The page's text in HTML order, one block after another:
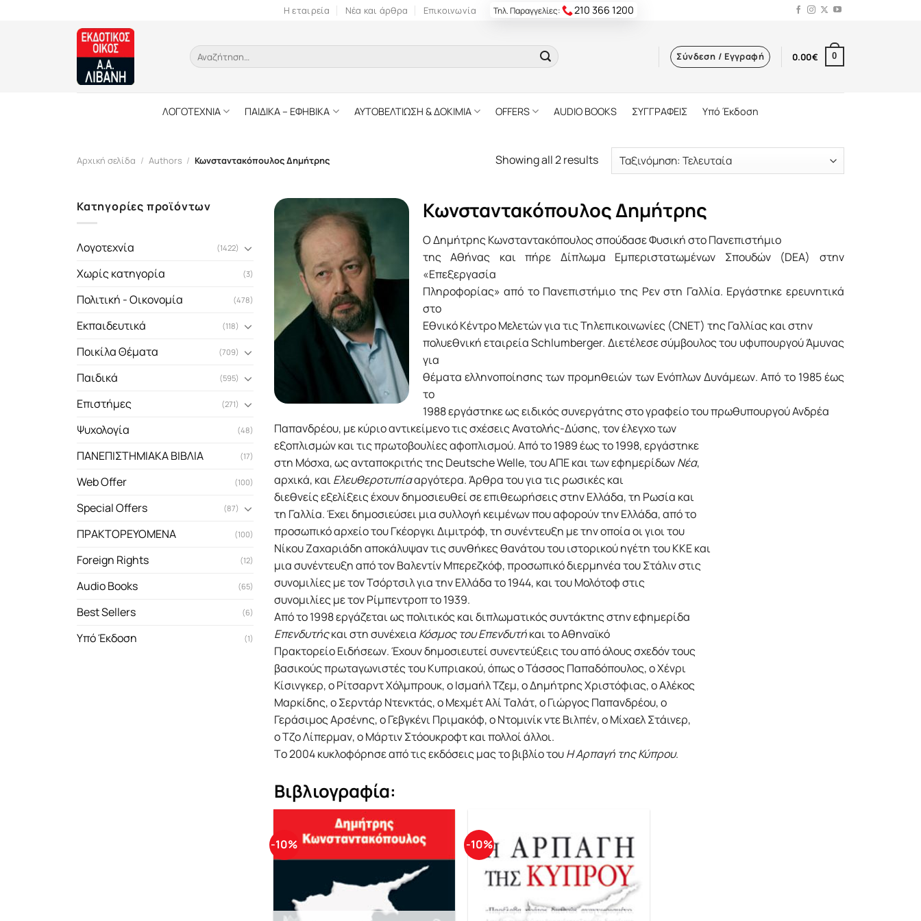
Η εταιρεία Νέα και άρθρα Επικοινωνία Τηλ. Παραγγελίες: 210 366 1200
Αναζήτηση
για:
Σύνδεση / Εγγραφή 0.00€ 0
ΛΟΓΟΤΕΧΝΙΑ ΠΑΙΔΙΚΑ – ΕΦΗΒΙΚΑ ΑΥΤΟΒΕΛΤΙΩΣΗ & ΔΟΚΙΜΙΑ OFFERS AUDIO BOOKS ΣΥΓΓΡΑΦΕΙΣ Υπό Έκδοση
Αρχική σελίδα / Authors / Κωνσταντακόπουλος Δημήτρης Showing all 2 results
Κατηγορίες προϊόντων
Λογοτεχνία (1422)
Χωρίς κατηγορία (3)
Πολιτική - Οικονομία (478)
Εκπαιδευτικά (118)
Ποικίλα Θέματα (709)
Παιδικά (595)
Επιστήμες (271)
Ψυχολογία (48)
ΠΑΝΕΠΙΣΤΗΜΙΑΚΑ ΒΙΒΛΙΑ (17)
Web Offer (100)
Special Offers (87)
ΠΡΑΚΤΟΡΕΥΟΜΕΝΑ (100)
Foreign Rights (12)
Audio Books (65)
Best Sellers (6)
Υπό Έκδοση (1)
Κωνσταντακόπουλος Δημήτρης
Ο Δημήτρης Κωνσταντακόπουλος σπούδασε Φυσική στο Πανεπιστήμιο
της Αθήνας και πήρε Δίπλωμα Εμπεριστατωμένων Σπουδών (DEA) στην
«Επεξεργασία
Πληροφορίας» από το Πανεπιστήμιο της Pεν στη Γαλλία. Εργάστηκε ερευνητικά
στο
Εθνικό Κέντρο Μελετών για τις Τηλεπικοινωνίες (CNET) της Γαλλίας και στην
πολυεθνική εταιρεία Schlumberger. Διετέλεσε σύμβουλος του υφυπουργού Άμυνας
για
θέματα ελληνοποίησης των προμηθειών των Ενόπλων Δυνάμεων. Από το 1985 έως
το
1988 εργάστηκε ως ειδικός συνεργάτης στο γραφείο του πρωθυπουργού Ανδρέα
Παπανδρέου, με κύριο αντικείμενο τις σχέσεις Ανατολής-Δύσης, τον έλεγχο των
εξοπλισμών και τις πρωτοβουλίες αφοπλισμού. Από το 1989 έως το 1998, εργάστηκε
στη Μόσχα, ως ανταποκριτής της Deutsche Welle, του ΑΠΕ και των εφημερίδωνΝέα,
αρχικά, και Ελευθεροτυπίααργότερα. Άρθρα του για τις ρωσικές και
διεθνείς εξελίξεις έχουν δημοσιευθεί σε επιθεωρήσεις στην Ελλάδα, τη Ρωσία και
τη Γαλλία. Έχει δημοσιεύσει μια συλλογή κειμένων που αφορούν την Ελλάδα, από το
προσωπικό αρχείο του Γκέοργκι Διμιτρόφ, τη συνέντευξη με την οποία οι γιοι του
Νίκου Ζαχαριάδη αποκάλυψαν τις συνθήκες θανάτου του ιστορικού ηγέτη του ΚΚΕ και
μια συνέντευξη από τον Βαλεντίν Μπερεζκόφ, προσωπικό διερμηνέα του Στάλιν στις
συνομιλίες με τον Τσόρτσιλ για την Ελλάδα το 1944, και του Μολότοφ στις
συνομιλίες με τον Ρίμπεντροπ το 1939.
Από το 1998 εργάζεται ως πολιτικός και διπλωματικός συντάκτης στην εφημερίδα
Επενδυτήςκαι στη συνέχεια Κόσμος του Επενδυτήκαι το Αθηναϊκό
Πρακτορείο Ειδήσεων. Έχουν δημοσιευτεί συνεντεύξεις του από όλους σχεδόν τους
βασικούς πρωταγωνιστές του Kυπριακού, όπως ο Τάσσος Παπαδόπουλος, ο Χένρι
Κίσινγκερ, ο Ρίτσαρντ Χόλμπρουκ, ο Ισμαήλ Τζεμ, ο Δημήτρης Χριστόφιας, ο Αλέκος
Μαρκίδης, ο Σερντάρ Ντενκτάς, ο Μεχμέτ Αλί Ταλάτ, ο Γιώργος Παπανδρέου, ο
Γεράσιμος Αρσένης, ο Γεβγκένι Πριμακόφ, ο Ντομινίκ ντε Βιλπέν, ο Μίχαελ Στάινερ,
ο Tζο Λίπερμαν, ο Mάρτιν Στόουκροφτ και πολλοί άλλοι.
Tο 2004 κυκλοφόρησε από τις εκδόσεις μας το βιβλίο τουΗ Αρπαγή της Κύπρου.
Βιβλιογραφία:
-10% -10%